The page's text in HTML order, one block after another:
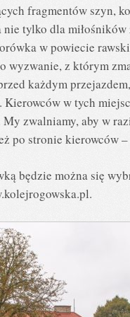
fragmentów szyn,
tylko dla
w powiecie
wyzwanie, z którym
każdym
Kierowców w tych
zwalniamy, aby w
po stronie kierowców
będzie można się